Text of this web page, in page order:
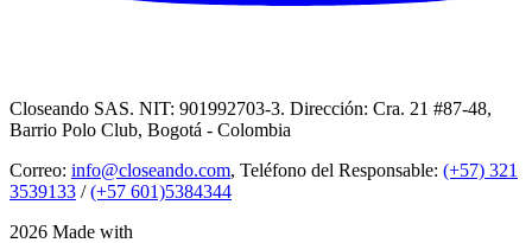
Closeando SAS. NIT: 901992703-3. Dirección: Cra. 21 #87-48,
Barrio Polo Club, Bogotá - Colombia
Correo: info@closeando.com, Teléfono del Responsable: (+57) 321
3539133 /(+57 601)5384344
2026 Made with